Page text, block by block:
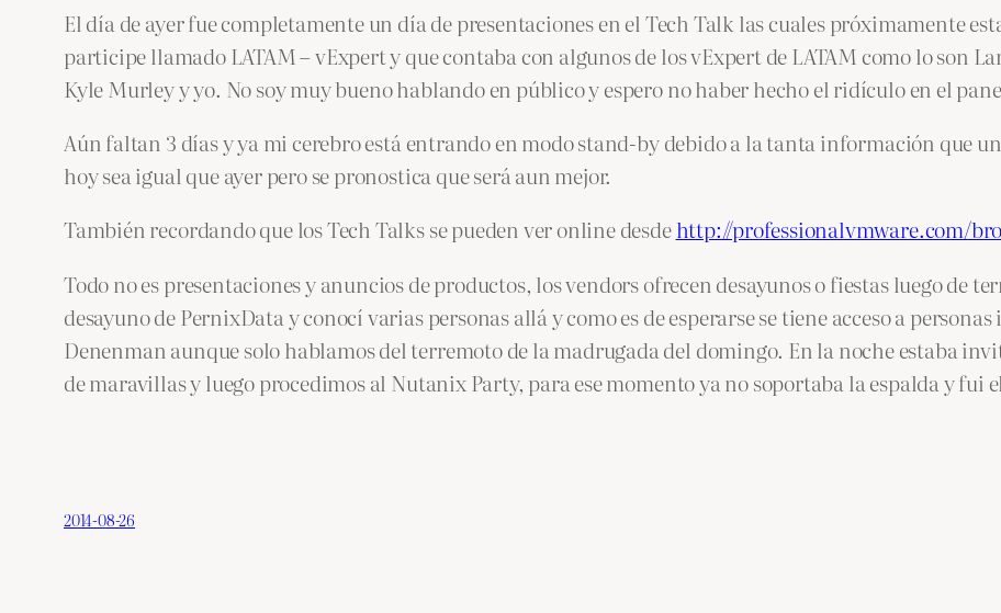
El día de ayer fue completamente un día de presentaciones en el Tech Talk las cuales próximamente
participe llamado LATAM – vExpert y que contaba con algunos de los vExpert de LATAM como lo son
Kyle Murley y yo. No soy muy bueno hablando en público y espero no haber hecho el ridículo en el
Aún faltan 3 días y ya mi cerebro está entrando en modo stand-by debido a la tanta información que
hoy sea igual que ayer pero se pronostica que será aun mejor.
También recordando que los Tech Talks se pueden ver online desdehttp://professionalvmware.com/
Todo no es presentaciones y anuncios de productos, los vendors ofrecen desayunos o fiestas luego de
desayuno de PernixData y conocí varias personas allá y como es de esperarse se tiene acceso a
Denenman aunque solo hablamos del terremoto de la madrugada del domingo. En la noche estaba
de maravillas y luego procedimos al Nutanix Party, para ese momento ya no soportaba la espalda y
2014-08-26